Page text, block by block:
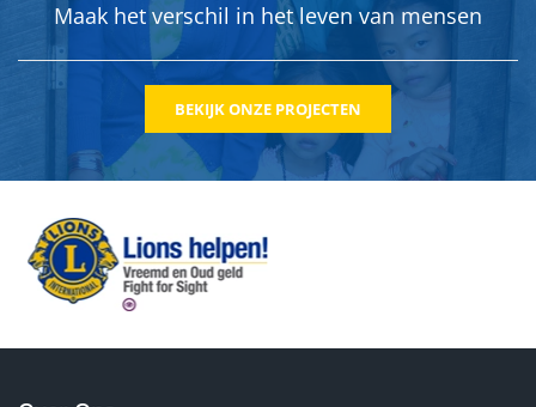
Maak het verschil in het leven van mensen
BEKIJK ONZE PROJECTEN